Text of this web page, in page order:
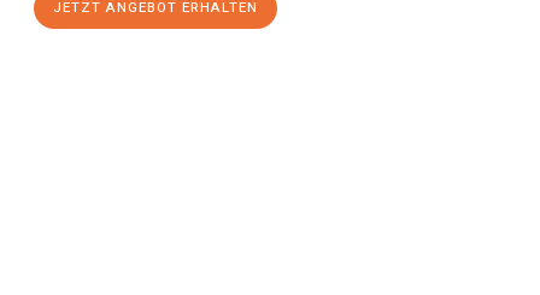
JETZT ANGEBOT ERHALTEN